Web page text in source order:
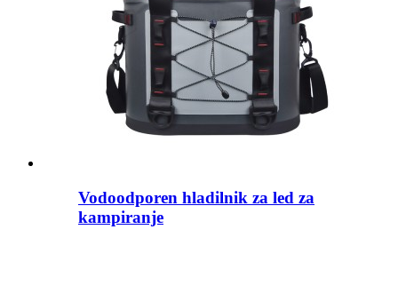
Vodoodporen hladilnik za led za
kampiranje